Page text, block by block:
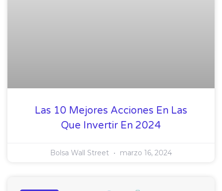
Las 10 Mejores Acciones En Las
Que Invertir En 2024
Bolsa Wall Street marzo 16, 2024